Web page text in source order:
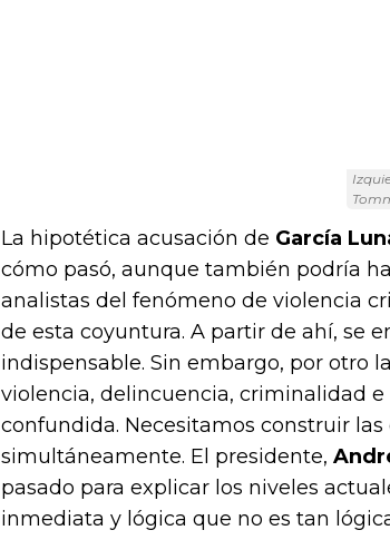
La hipotética acusación de García
cómo pasó, aunque también podría
analistas del fenómeno de violencia
de esta coyuntura. A partir de ahí, se
indispensable. Sin embargo, por otro
violencia, delincuencia, criminalidad
confundida. Necesitamos construir
simultáneamente. El presidente,
pasado para explicar los niveles
inmediata y lógica que no es tan